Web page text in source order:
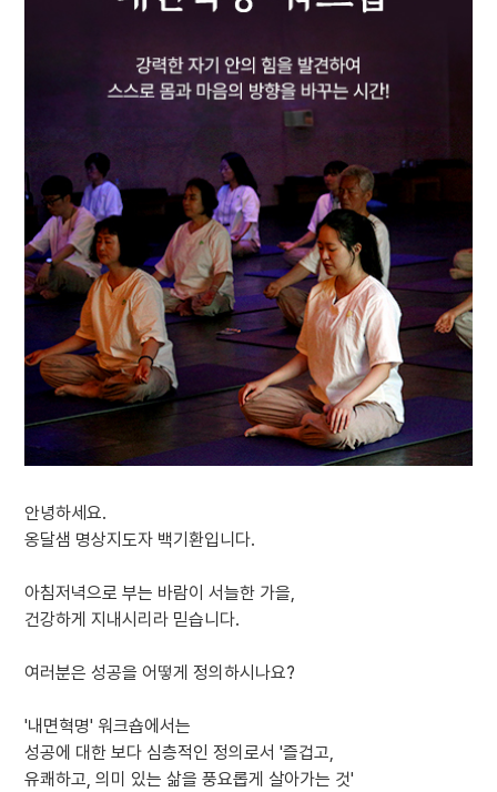
안녕하세요.
옹달샘 명상지도자 백기환입니다.
아침저녁으로 부는 바람이 서늘한 가을,
건강하게 지내시리라 믿습니다.
여러분은 성공을 어떻게 정의하시나요?
'내면혁명' 워크숍에서는
성공에 대한 보다 심층적인 정의로서 '즐겁고,
유쾌하고, 의미 있는 삶을 풍요롭게 살아가는 것'